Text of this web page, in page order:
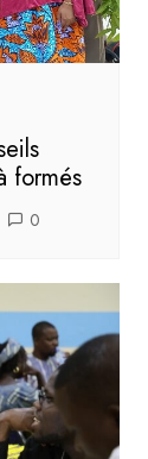
formés
0